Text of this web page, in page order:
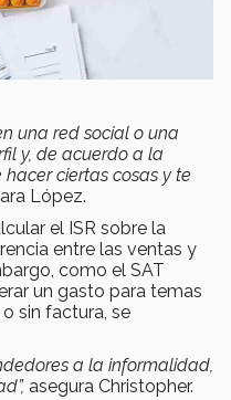
una red social o una
y, de acuerdo a la
hacer ciertas cosas y te
López.
el ISR sobre la
entre las ventas y
como el SAT
un gasto para temas
sin factura, se
a la informalidad,
asegura Christopher.